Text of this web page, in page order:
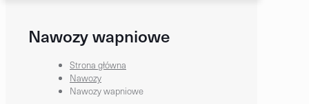
Nawozy wapniowe
Strona główna
Nawozy
Nawozy wapniowe